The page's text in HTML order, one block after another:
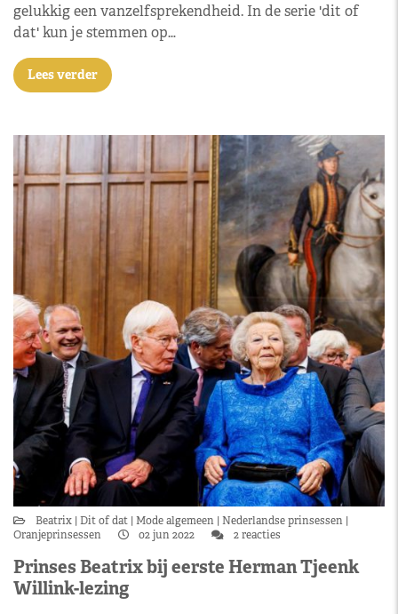
gelukkig een vanzelfsprekendheid. In de serie 'dit of
dat' kun je stemmen op…
Lees verder
Beatrix Dit of dat Mode algemeen Nederlandse prinsessen
Oranjeprinsessen
02 jun 2022 2 reacties
Prinses Beatrix bij eerste Herman Tjeenk
Willink-lezing